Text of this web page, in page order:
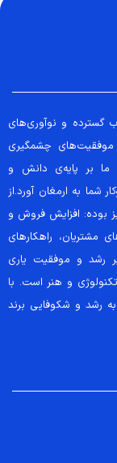
گسترده و نوآوری‌های
موفقیت‌های چشمگیری
بر پایه‌ی دانش و
شما به ارمغان آورد.از
بوده: افزایش فروش و
مشتریان، راهکارهای
رشد و موفقیت یاری
تکنولوژی و هنر است. با
به رشد و شکوفایی برند